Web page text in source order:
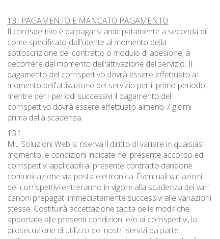
13:: PAGAMENTO E MANCATO PAGAMENTO
Il corrispettivo è da pagarsi anticipatamente a seconda di
come specificato dall'utente al momento della
sottoscrizione del contratto o modulo di adesione, a
decorrere dal momento dell'attivazione del servizio. Il
pagamento del corrispettivo dovrà essere effettuato al
momento dell'attivazione del servizio per il primo periodo,
mentre per i periodi successivi il pagamento del
corrispettivo dovrà essere effettuato almeno 7 giorni
prima dalla scadenza.
13.1
ML Soluzioni Web si riserva il diritto di variare in qualsiasi
momento le condizioni indicate nel presente accordo ed i
corrispettivi applicabili al presente contratto dandone
comunicazione via posta elettronica. Eventuali variazioni
dei corrispettivi entreranno in vigore alla scadenza dei vari
canoni prepagati immediatamente successivi alle variazioni
stesse. Costituirà accettazione tacita delle modifiche
apportate alle presenti condizioni e/o ai corrispettivi, la
prosecuzione di utilizzo dei nostri servizi da parte